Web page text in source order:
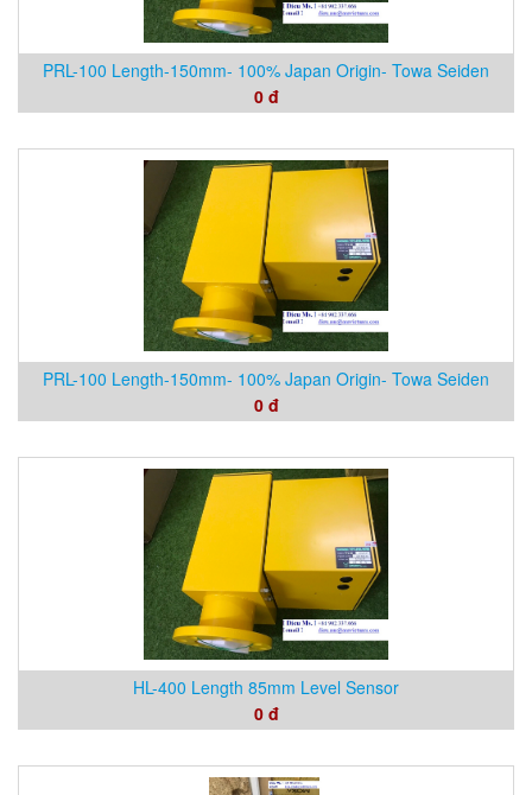
PRL-100 Length-150mm- 100% Japan Origin- Towa Seiden
Vietnam
0 đ
PRL-100 Length-150mm- 100% Japan Origin- Towa Seiden
Vietnam
0 đ
HL-400 Length 85mm Level Sensor
0 đ